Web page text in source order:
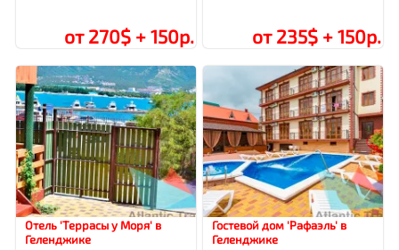
от 270$ + 150р. от 235$ + 150р.
Отель 'Террасы у Моря' в
Геленджике
Гостевой дом 'Рафаэль' в
Геленджике